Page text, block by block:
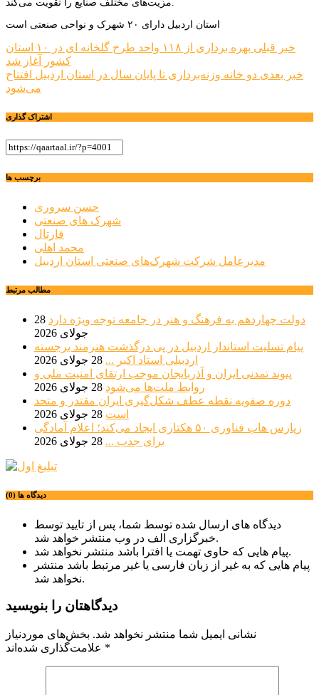
استان اردبیل دارای ۲۰ شهرک و نواحی صنعتی است
راهبری
نوشته
خبر قبلی
بهره برداری از ۱۱۸ واحد طرح گلخانه ای در ۱۰ استان
کشور آغاز شد
خبر بعدی دو خانه وزنه‌برداری تا پایان سال در استان اردبیل افتتاح
می‌شود
اشتراک گذاری
برچسب ها
حسن سروری
شهرک های صنعتی
قارتال
محمد اهلی
مدیرعامل شرکت شهرک‌های صنعتی استان اردبیل
مطالب مرتبط
دولت چهاردهم به فرهنگ و هنر در جامعه توجه ویژه دارد 28
جولای 2026
پیام تسلیت استاندار اردبیل در پی درگذشت هنرمند برجسته
اردبیلی استاد اکبر ... 28 جولای 2026
پیوند تمدنی ایران و آذربایجان موجب ارتقای امنیت ملی و
روابط ملت‌ها می‌شود 28 جولای 2026
دوره صفویه نقطه عطف شکل‌گیری ایران مقتدر و متحد
است 28 جولای 2026
زپارس هاب فناوری ۵۰ هکتاری ایجاد می‌کند؛ اعلام آمادگی
برای جذب ... 28 جولای 2026
دیدگاه ها (0)
دیدگاه های ارسال شده توسط شما، پس از تایید توسط
خبرگزاری الف در وب منتشر خواهد شد.
پیام هایی که حاوی تهمت یا افترا باشد منتشر نخواهد شد.
پیام هایی که به غیر از زبان فارسی یا غیر مرتبط باشد منتشر
نخواهد شد.
دیدگاهتان را بنویسید
نشانی ایمیل شما منتشر نخواهد شد. بخش‌های موردنیاز
*